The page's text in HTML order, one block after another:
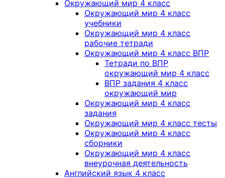
Окружающий мир 4 класс
Окружающий мир 4 класс
учебники
Окружающий мир 4 класс
рабочие тетради
Окружающий мир 4 класс ВПР
Тетради по ВПР
окружающий мир 4 класс
ВПР задания 4 класс
окружающий мир
Окружающий мир 4 класс
задания
Окружающий мир 4 класс тесты
Окружающий мир 4 класс
сборники
Окружающий мир 4 класс
внеурочная деятельность
Английский язык 4 класс